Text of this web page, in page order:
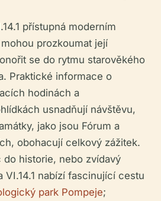
přístupná moderním
prozkoumat její
se do rytmu starověkého
Praktické informace o
hodinách a
usnadňují návštěvu,
jako jsou Fórum a
obohacují celkový zážitek.
historie, nebo zvídavý
VI.14.1 nabízí fascinující cestu
park Pompeje;